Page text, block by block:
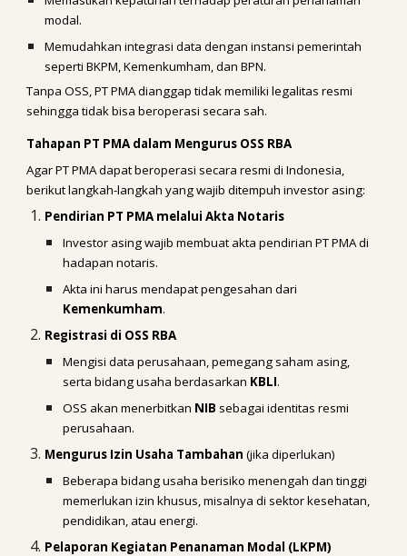
modal.
Memudahkan integrasi data dengan instansi pemerintah
seperti BKPM, Kemenkumham, dan BPN.
Tanpa OSS, PT PMA dianggap tidak memiliki legalitas resmi
sehingga tidak bisa beroperasi secara sah.
Tahapan PT PMA dalam Mengurus OSS RBA
Agar PT PMA dapat beroperasi secara resmi di Indonesia,
berikut langkah-langkah yang wajib ditempuh investor asing:
Pendirian PT PMA melalui Akta Notaris
Investor asing wajib membuat akta pendirian PT PMA di
hadapan notaris.
Akta ini harus mendapat pengesahan dari
Kemenkumham.
Registrasi di OSS RBA
Mengisi data perusahaan, pemegang saham asing,
serta bidang usaha berdasarkan KBLI.
OSS akan menerbitkan NIB sebagai identitas resmi
perusahaan.
Mengurus Izin Usaha Tambahan (jika diperlukan)
Beberapa bidang usaha berisiko menengah dan tinggi
memerlukan izin khusus, misalnya di sektor kesehatan,
pendidikan, atau energi.
Pelaporan Kegiatan Penanaman Modal (LKPM)